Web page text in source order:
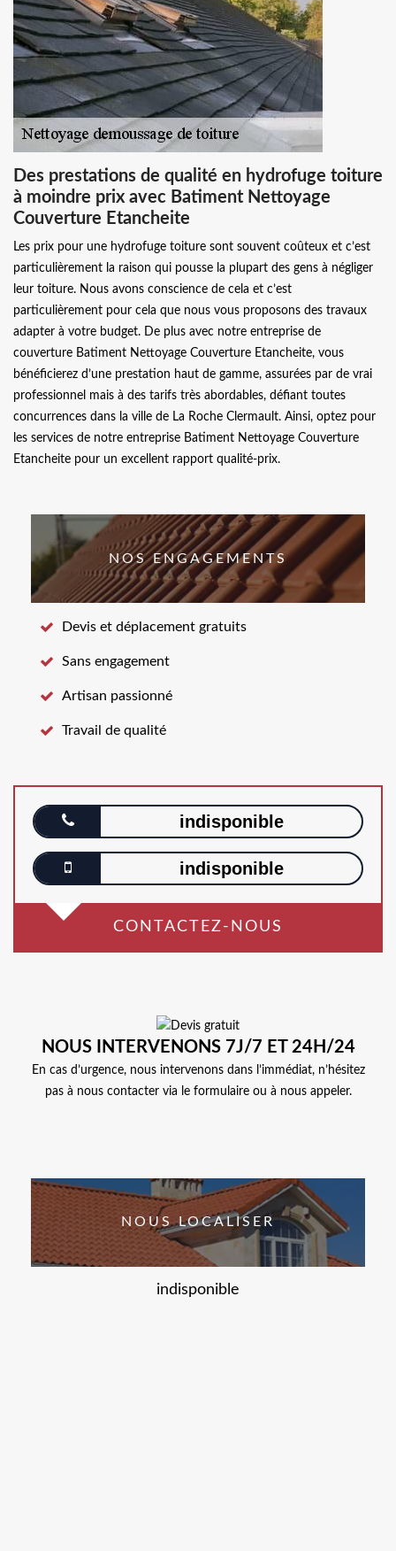
Des prestations de qualité en hydrofuge toiture
à moindre prix avec Batiment Nettoyage
Couverture Etancheite
Les prix pour une hydrofuge toiture sont souvent coûteux et c’est
particulièrement la raison qui pousse la plupart des gens à négliger
leur toiture. Nous avons conscience de cela et c’est
particulièrement pour cela que nous vous proposons des travaux
adapter à votre budget. De plus avec notre entreprise de
couverture Batiment Nettoyage Couverture Etancheite, vous
bénéficierez d’une prestation haut de gamme, assurées par de vrai
professionnel mais à des tarifs très abordables, défiant toutes
concurrences dans la ville de La Roche Clermault. Ainsi, optez pour
les services de notre entreprise Batiment Nettoyage Couverture
Etancheite pour un excellent rapport qualité-prix.
NOS ENGAGEMENTS
Devis et déplacement gratuits
Sans engagement
Artisan passionné
Travail de qualité
indisponible
indisponible
CONTACTEZ-NOUS
NOUS INTERVENONS 7J/7 ET 24H/24
En cas d’urgence, nous intervenons dans l’immédiat, n’hésitez
pas à nous contacter via le formulaire ou à nous appeler.
NOUS LOCALISER
indisponible